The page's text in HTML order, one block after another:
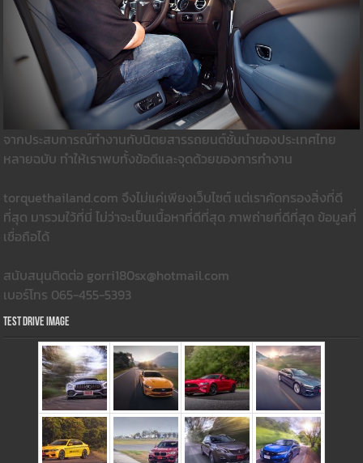
จากประสบการณ์ทำงานกับนิตยสารรถยนต์ชั้นนำของประเทศไทย
หลายฉบับ ทำให้เราพบทั้งข้อดีและจุดด้วยของการทำงาน
torquethailand.com จึงไม่แค่เพียงเว็บไซต์ แต่เราคัดกรองสิ่งที่ดี
ที่สุด มารวมใว้ที่นี่ ไม่ว่าจะเป็นเนื้อหาที่ดีที่สุด ภาพถ่ายที่ดีที่สุด ข้อมูลที่
เชื่อถือได้
สนับสนุนติดต่อ gorri180sx@hotmail.com
เบอร์โทร 065-455-5393
Test Drive Image